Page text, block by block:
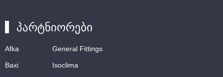
პარტნიორები
Afka
Baxi
General Fittings
Isoclima